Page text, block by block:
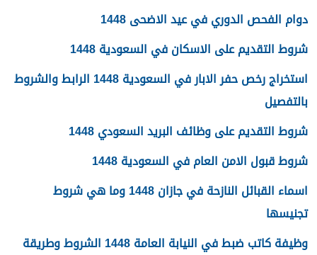
دوام الفحص الدوري في عيد الاضحى 1448
شروط التقديم على الاسكان في السعودية 1448
استخراج رخص حفر الابار في السعودية 1448 الرابط والشروط
بالتفصيل
شروط التقديم على وظائف البريد السعودي 1448
شروط قبول الامن العام في السعودية 1448
اسماء القبائل النازحة في جازان 1448 وما هي شروط
تجنيسها
وظيفة كاتب ضبط في النيابة العامة 1448 الشروط وطريقة